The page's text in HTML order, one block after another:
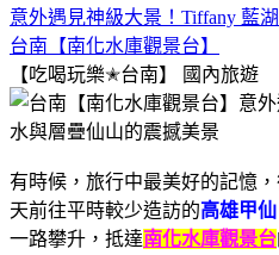
意外遇見神級大景！Tiffany 藍
台南【南化水庫觀景台】
【吃喝玩樂✭台南】
國內旅遊
有時候，旅行中最美好的記憶
天前往平時較少造訪的高雄甲仙
一路攀升，抵達南化水庫觀景台